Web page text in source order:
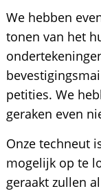
We hebben
tonen van het
petities. We
geraken even
Onze techneut
mogelijk op te
geraakt zullen